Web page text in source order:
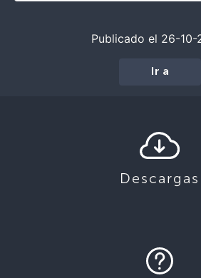
Publicado el 26-10-
Ir a
Descargas